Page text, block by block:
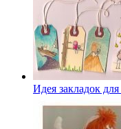
Идея закладок